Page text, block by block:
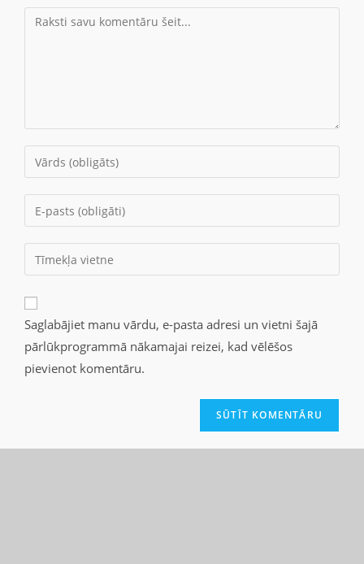
Saglabājiet manu vārdu, e-pasta adresi un vietni šajā
pārlūkprogrammā nākamajai reizei, kad vēlēšos
pievienot komentāru.